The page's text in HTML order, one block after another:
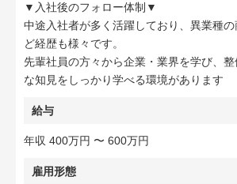
▼入社後のフォロー体制▼
中途入社者が多く活躍しており、異業種
ど経歴も様々です。
先輩社員の方々から企業・業界を学び、
な知見をしっかり学べる環境があります
給与
年収 400万円 〜 600万円
雇用形態